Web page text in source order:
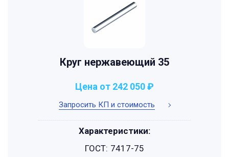
Круг нержавеющий 35
Запросить КП и стоимость
Цена от 242 050 ₽
Характеристики:
ГОСТ: 7417-75